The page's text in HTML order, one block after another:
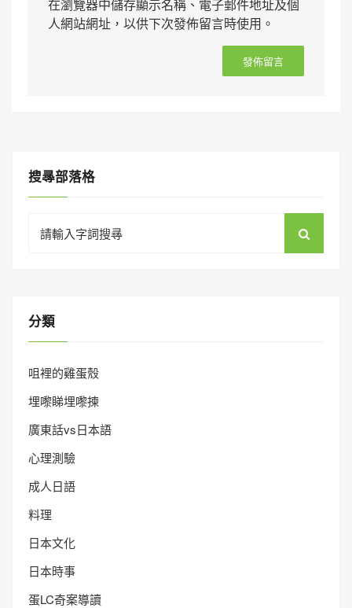
在瀏覽器中儲存顯示名稱、電子郵件地址及個
人網站網址，以供下次發佈留言時使用。
搜㝷部落格
for:
分類
咀裡的雞蛋殼
埋嚟睇埋嚟揀
廣東話vs日本語
心理測驗
成人日語
料理
日本文化
日本時事
蛋LC奇案導讀